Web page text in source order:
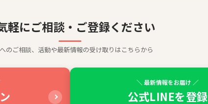
軽にご相談・ご登録ください
のご相談、活動や最新情報の受け取りはこちらから
＼ 最新情報をお届け ／
公式LINEを登録